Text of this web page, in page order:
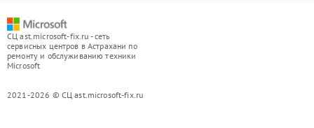
СЦ ast.microsoft-fix.ru - сеть
сервисных центров в Астрахани по
ремонту и обслуживанию техники
Microsoft
2021-2026 © СЦ ast.microsoft-fix.ru